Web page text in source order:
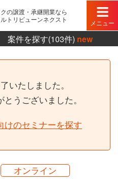
の譲渡・承継開業なら
トリビューンネクスト
メニュー
案件を探す(103件) new
いたしました。
うございました。
けのセミナーを探す
オンライン